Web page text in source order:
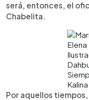
será, entonces, el
Chabelita.
Elena
Kalina
Por aquellos tiempos,